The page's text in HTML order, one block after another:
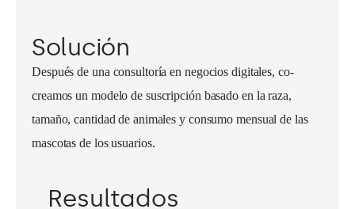
Solución
Después de una consultoría en negocios digitales, co-
creamos un modelo de suscripción basado en la raza,
tamaño, cantidad de animales y consumo mensual de las
mascotas de los usuarios.
Resultados